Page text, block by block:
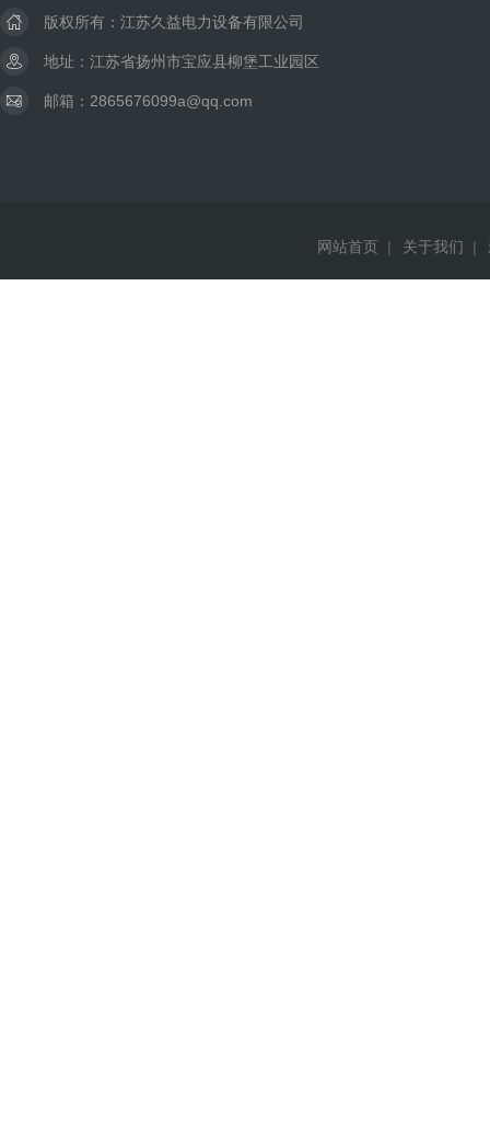
版权所有：江苏久益电力设备有限公司
地址：江苏省扬州市宝应县柳堡工业园区
邮箱：2865676099a@qq.com
网站首页 | 关于我们 |